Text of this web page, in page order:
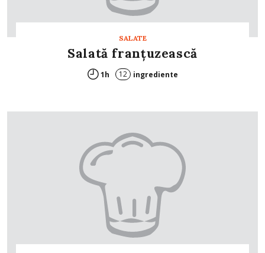
SALATE
Salată franţuzească
1h 12 ingrediente